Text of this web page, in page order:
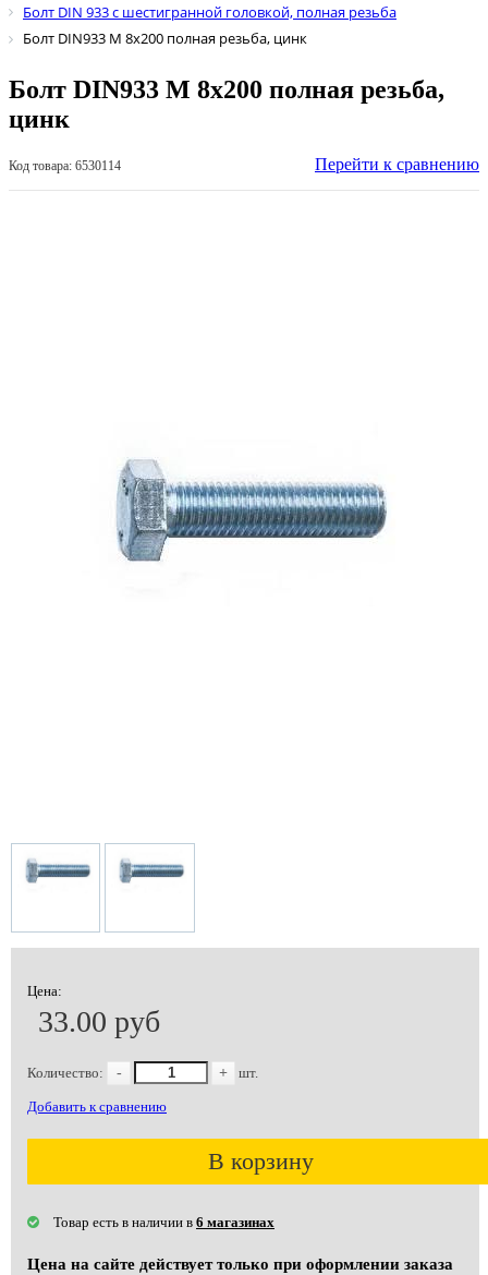
Болт DIN 933 с шестигранной головкой, полная резьба
Болт DIN933 М 8х200 полная резьба, цинк
Болт DIN933 М 8х200 полная резьба,
цинк
Код товара: 6530114 Перейти к сравнению
Цена:
33.00 руб
Количество: - + шт.
Добавить к сравнению
В корзину
Товар есть в наличии в 6 магазинах
Цена на сайте действует только при оформлении заказа